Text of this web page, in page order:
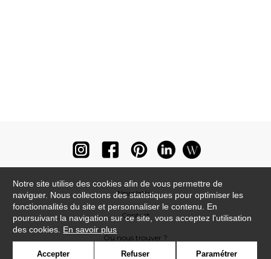
Newsletter
Contact
Où nous trouver ?
Notre site utilise des cookies afin de vous permettre de
naviguer. Nous collectons des statistiques pour optimiser les
fonctionnalités du site et personnaliser le contenu. En
poursuivant la navigation sur ce site, vous acceptez l'utilisation
des cookies. En savoir plus
Accepter Refuser Paramétrer